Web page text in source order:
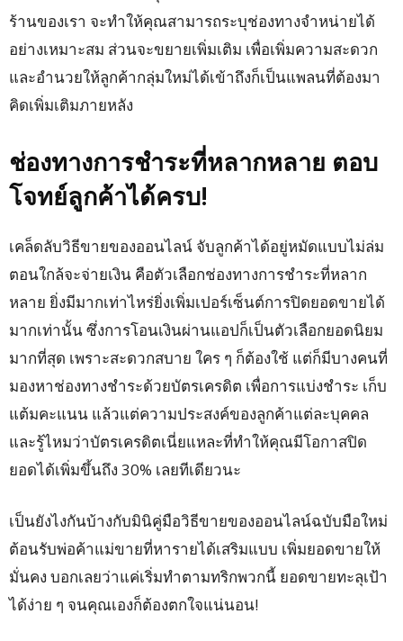
ร้านของเรา จะทำให้คุณสามารถระบุช่องทางจำหน่ายได้
อย่างเหมาะสม ส่วนจะขยายเพิ่มเติม เพื่อเพิ่มความสะดวก
และอำนวยให้ลูกค้ากลุ่มใหม่ได้เข้าถึงก็เป็นแพลนที่ต้องมา
คิดเพิ่มเติมภายหลัง
ช่องทางการชำระที่หลากหลาย ตอบ
โจทย์ลูกค้าได้ครบ!
เคล็ดลับวิธีขายของออนไลน์ จับลูกค้าได้อยู่หมัดแบบไม่ล่ม
ตอนใกล้จะจ่ายเงิน คือตัวเลือกช่องทางการชำระที่หลาก
หลาย ยิ่งมีมากเท่าไหร่ยิ่งเพิ่มเปอร์เซ็นต์การปิดยอดขายได้
มากเท่านั้น ซึ่งการโอนเงินผ่านแอปก็เป็นตัวเลือกยอดนิยม
มากที่สุด เพราะสะดวกสบาย ใคร ๆ ก็ต้องใช้ แต่ก็มีบางคนที่
มองหาช่องทางชำระด้วยบัตรเครดิต เพื่อการแบ่งชำระ เก็บ
แต้มคะแนน แล้วแต่ความประสงค์ของลูกค้าแต่ละบุคคล
และรู้ไหมว่าบัตรเครดิตเนี่ยแหละที่ทำให้คุณมีโอกาสปิด
ยอดได้เพิ่มขึ้นถึง 30% เลยทีเดียวนะ
เป็นยังไงกันบ้างกับมินิคู่มือวิธีขายของออนไลน์ฉบับมือใหม่
ต้อนรับพ่อค้าแม่ขายที่หารายได้เสริมแบบ เพิ่มยอดขายให้
มั่นคง บอกเลยว่าแค่เริ่มทำตามทริกพวกนี้ ยอดขายทะลุเป้า
ได้ง่าย ๆ จนคุณเองก็ต้องตกใจแน่นอน!